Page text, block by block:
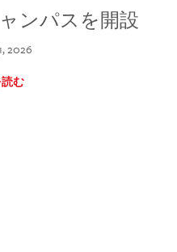
ンパスを開設
2026
む